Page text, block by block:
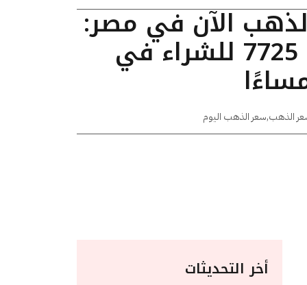
الآن في مصر:
عيار 24 يسجل 7725 للشراء في
الذهب,سعر الذهب اليوم
أخر التحديثات